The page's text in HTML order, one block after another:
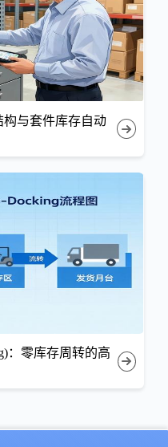
与套件库存自动
：零库存周转的高